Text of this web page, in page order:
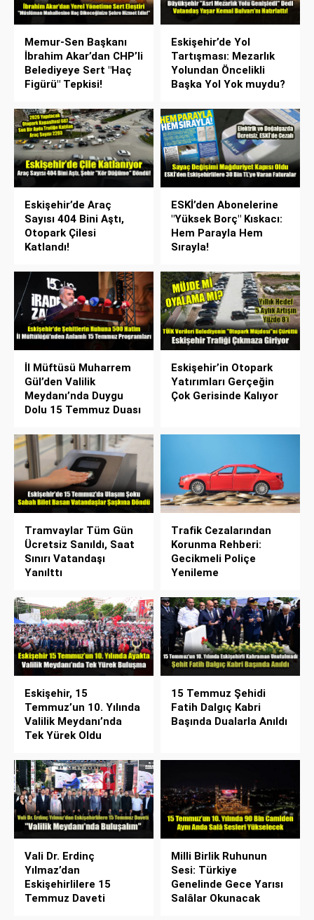
Memur-Sen Başkanı
İbrahim Akar’dan CHP’li
Belediyeye Sert "Haç
Figürü" Tepkisi!
Eskişehir’de Yol
Tartışması: Mezarlık
Yolundan Öncelikli
Başka Yol Yok muydu?
Eskişehir’de Araç
Sayısı 404 Bini Aştı,
Otopark Çilesi
Katlandı!
ESKİ’den Abonelerine
"Yüksek Borç" Kıskacı:
Hem Parayla Hem
Sırayla!
İl Müftüsü Muharrem
Gül’den Valilik
Meydanı’nda Duygu
Dolu 15 Temmuz Duası
Eskişehir’in Otopark
Yatırımları Gerçeğin
Çok Gerisinde Kalıyor
Tramvaylar Tüm Gün
Ücretsiz Sanıldı, Saat
Sınırı Vatandaşı
Yanılttı
Trafik Cezalarından
Korunma Rehberi:
Gecikmeli Poliçe
Yenileme
Eskişehir, 15
Temmuz’un 10. Yılında
Valilik Meydanı’nda
Tek Yürek Oldu
15 Temmuz Şehidi
Fatih Dalgıç Kabri
Başında Dualarla Anıldı
Vali Dr. Erdinç
Yılmaz’dan
Eskişehirlilere 15
Temmuz Daveti
Milli Birlik Ruhunun
Sesi: Türkiye
Genelinde Gece Yarısı
Salâlar Okunacak